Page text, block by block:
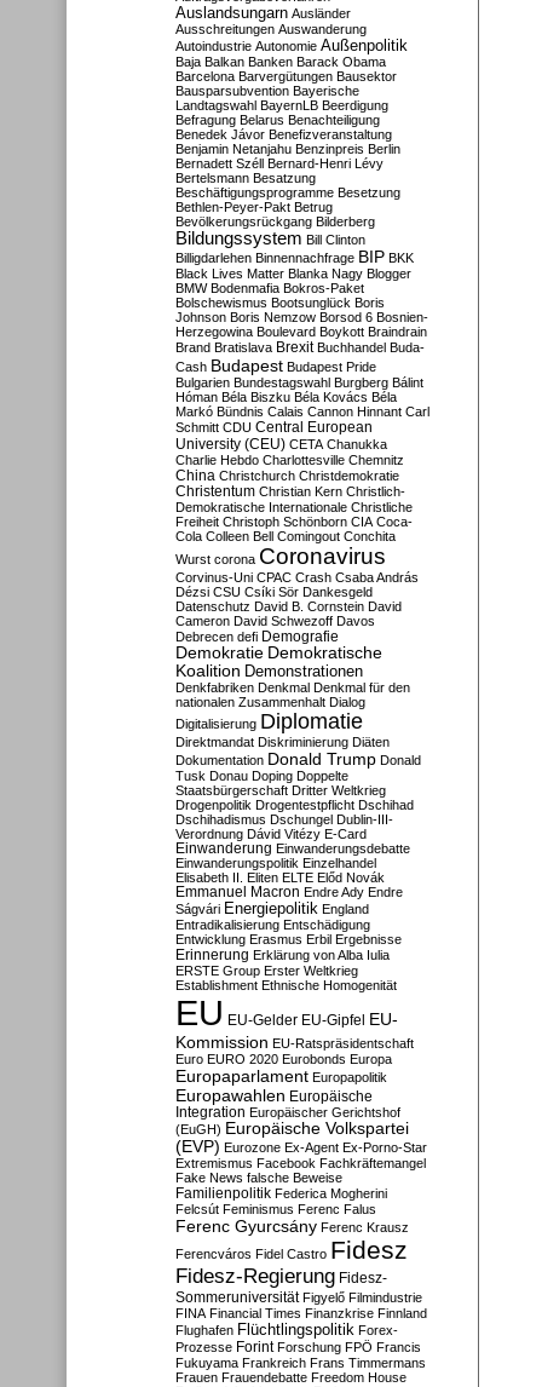
Auslandsungarn Ausländer
Ausschreitungen Auswanderung
Autoindustrie Autonomie Außenpolitik
Baja Balkan Banken Barack Obama
Barcelona Barvergütungen Bausektor
Bausparsubvention Bayerische
Landtagswahl BayernLB Beerdigung
Befragung Belarus Benachteiligung
Benedek Jávor Benefizveranstaltung
Benjamin Netanjahu Benzinpreis Berlin
Bernadett Széll Bernard-Henri Lévy
Bertelsmann Besatzung
Beschäftigungsprogramme Besetzung
Bethlen-Peyer-Pakt Betrug
Bevölkerungsrückgang Bilderberg
Bildungssystem Bill Clinton
Billigdarlehen Binnennachfrage BIP BKK
Black Lives Matter Blanka Nagy Blogger
BMW Bodenmafia Bokros-Paket
Bolschewismus Bootsunglück Boris
Johnson Boris Nemzow Borsod 6 Bosnien-
Herzegowina Boulevard Boykott Braindrain
Brand Bratislava Brexit Buchhandel Buda-
Cash Budapest Budapest Pride
Bulgarien Bundestagswahl Burgberg Bálint
Hóman Béla Biszku Béla Kovács Béla
Markó Bündnis Calais Cannon Hinnant Carl
Schmitt CDU Central European
University (CEU) CETA Chanukka
Charlie Hebdo Charlottesville Chemnitz
China Christchurch Christdemokratie
Christentum Christian Kern Christlich-
Demokratische Internationale Christliche
Freiheit Christoph Schönborn CIA Coca-
Cola Colleen Bell Comingout Conchita
Wurst corona Coronavirus
Corvinus-Uni CPAC Crash Csaba András
Dézsi CSU Csíki Sör Dankesgeld
Datenschutz David B. Cornstein David
Cameron David Schwezoff Davos
Debrecen defi Demografie
Demokratie Demokratische
Koalition Demonstrationen
Denkfabriken Denkmal Denkmal für den
nationalen Zusammenhalt Dialog
Digitalisierung Diplomatie
Direktmandat Diskriminierung Diäten
Dokumentation Donald Trump Donald
Tusk Donau Doping Doppelte
Staatsbürgerschaft Dritter Weltkrieg
Drogenpolitik Drogentestpflicht Dschihad
Dschihadismus Dschungel Dublin-III-
Verordnung Dávid Vitézy E-Card
Einwanderung Einwanderungsdebatte
Einwanderungspolitik Einzelhandel
Elisabeth II. Eliten ELTE Előd Novák
Emmanuel Macron Endre Ady Endre
Ságvári Energiepolitik England
Entradikalisierung Entschädigung
Entwicklung Erasmus Erbil Ergebnisse
Erinnerung Erklärung von Alba Iulia
ERSTE Group Erster Weltkrieg
Establishment Ethnische Homogenität
EU EU-Gelder EU-Gipfel EU-
Kommission EU-Ratspräsidentschaft
Euro EURO 2020 Eurobonds Europa
Europaparlament Europapolitik
Europawahlen Europäische
Integration Europäischer Gerichtshof
(EuGH) Europäische Volkspartei
(EVP) Eurozone Ex-Agent Ex-Porno-Star
Extremismus Facebook Fachkräftemangel
Fake News falsche Beweise
Familienpolitik Federica Mogherini
Felcsút Feminismus Ferenc Falus
Ferenc Gyurcsány Ferenc Krausz
Ferencváros Fidel Castro Fidesz
Fidesz-Regierung Fidesz-
Sommeruniversität Figyelő Filmindustrie
FINA Financial Times Finanzkrise Finnland
Flughafen Flüchtlingspolitik Forex-
Prozesse Forint Forschung FPÖ Francis
Fukuyama Frankreich Frans Timmermans
Frauen Frauendebatte Freedom House